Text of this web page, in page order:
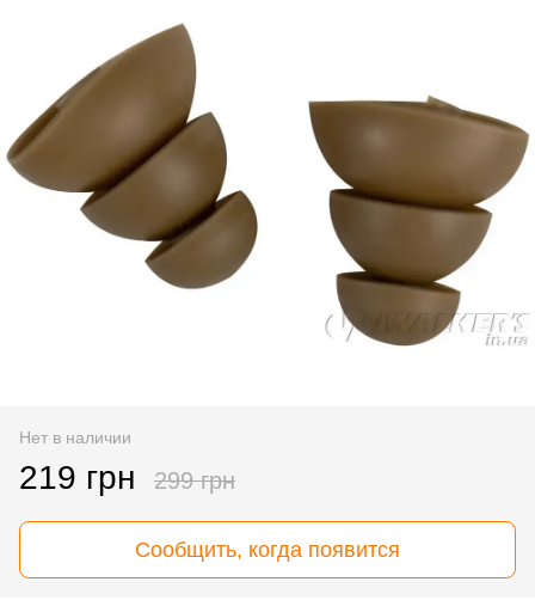
Нет в наличии
219 грн 299 грн
Сообщить, когда появится